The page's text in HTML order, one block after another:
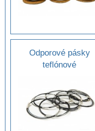
Odporové pásky
teflónové